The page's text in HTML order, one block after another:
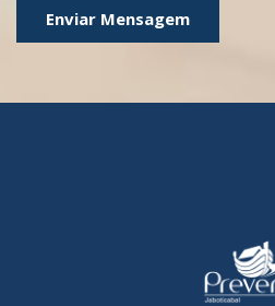
Enviar Mensagem